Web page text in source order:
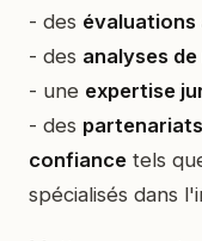
- des évaluations
- des analyses
- une expertise
- des
confiance tels
spécialisés dans